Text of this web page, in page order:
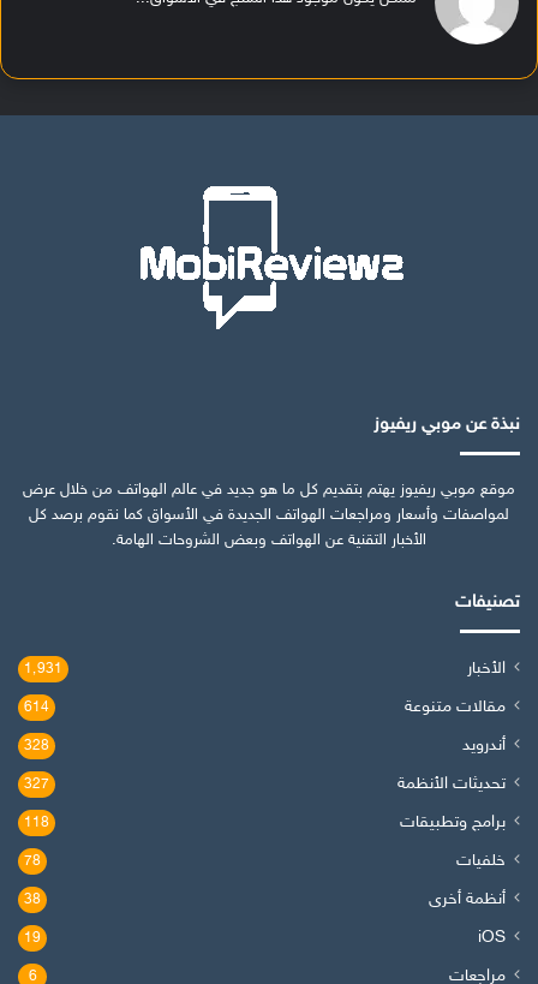
نبذة عن موبي ريفيوز
موقع موبي ريفيوز يهتم بتقديم كل ما هو جديد في عالم الهواتف من خلال عرض
لمواصفات وأسعار ومراجعات الهواتف الجديدة في الأسواق كما نقوم برصد كل
الأخبار التقنية عن الهواتف وبعض الشروحات الهامة.
تصنيفات
الأخبار 1٬931
مقالات متنوعة 614
أندرويد 328
تحديثات الأنظمة 327
برامج وتطبيقات 118
خلفيات 78
أنظمة أخرى 38
iOS
19
مراجعات 6